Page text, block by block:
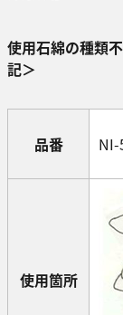
使用石綿の種類
記＞
品番
使用箇所